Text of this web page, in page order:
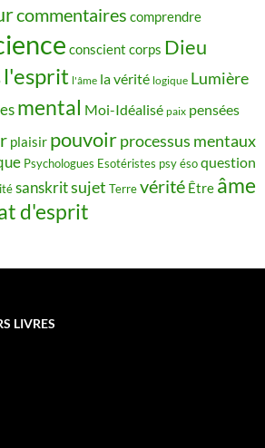
commentaires comprendre
conscient corps Dieu
l'esprit l'âme la vérité logique Lumière
mental Moi-Idéalisé paix pensées
plaisir pouvoirprocessus mentaux
Psychologues Esotéristes psy ésoquestion
sanskritsujet Terrevérité Être âme
d'esprit
LIVRES